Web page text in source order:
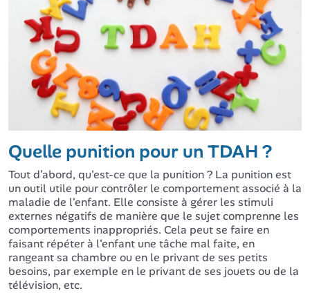
Quelle punition pour un TDAH ?
Tout d’abord, qu'est-ce que la punition ? La punition est
un outil utile pour contrôler le comportement associé à la
maladie de l'enfant. Elle consiste à gérer les stimuli
externes négatifs de manière que le sujet comprenne les
comportements inappropriés. Cela peut se faire en
faisant répéter à l'enfant une tâche mal faite, en
rangeant sa chambre ou en le privant de ses petits
besoins, par exemple en le privant de ses jouets ou de la
télévision, etc.